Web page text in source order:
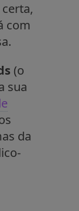
com
(o
sua
da